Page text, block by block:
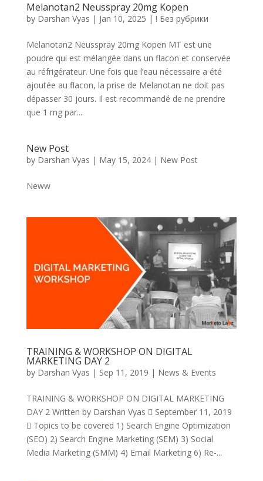
Melanotan2 Neusspray 20mg Kopen
by Darshan Vyas | Jan 10, 2025 | ! Без рубрики
Melanotan2 Neusspray 20mg Kopen MT est une
poudre qui est mélangée dans un flacon et conservée
au réfrigérateur. Une fois que l’eau nécessaire a été
ajoutée au flacon, la prise de Melanotan ne doit pas
dépasser 30 jours. Il est recommandé de ne prendre
que 1 mg par...
New Post
by Darshan Vyas | May 15, 2024| New Post
Neww
TRAINING & WORKSHOP ON DIGITAL
MARKETING DAY 2
by Darshan Vyas | Sep 11, 2019 | News & Events
TRAINING & WORKSHOP ON DIGITAL MARKETING
DAY 2 Written by Darshan Vyas  September 11, 2019
 Topics to be covered 1) Search Engine Optimization
(SEO) 2) Search Engine Marketing (SEM) 3) Social
Media Marketing (SMM) 4) Email Marketing 6) Re-...